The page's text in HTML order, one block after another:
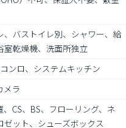
、バストイレ別、シャワー、給
室乾燥機、洗面所独立
ンロ、システムキッチン
メラ
CS、BS、フローリング、ネ
ゼット、シューズボックス